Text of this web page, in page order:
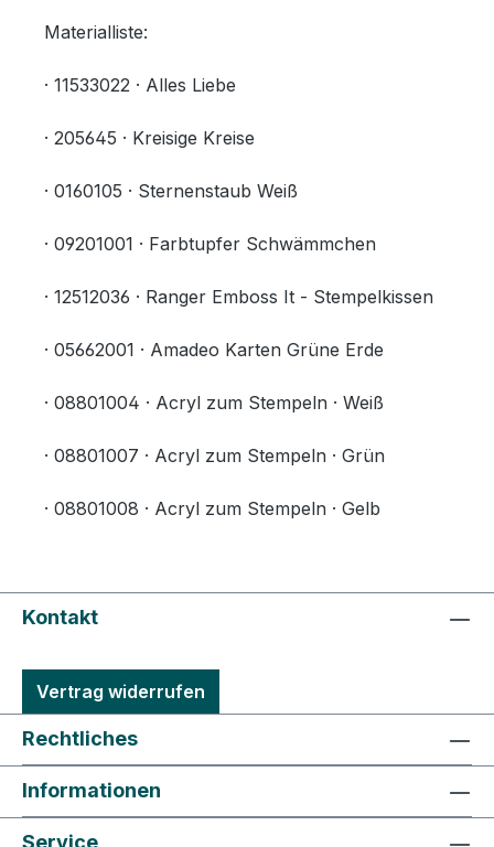
Materialliste:
· 11533022 · Alles Liebe
· 205645 · Kreisige Kreise
· 0160105 · Sternenstaub Weiß
· 09201001 · Farbtupfer Schwämmchen
· 12512036 · Ranger Emboss It - Stempelkissen
· 05662001 · Amadeo Karten Grüne Erde
· 08801004 · Acryl zum Stempeln · Weiß
· 08801007 · Acryl zum Stempeln · Grün
· 08801008 · Acryl zum Stempeln · Gelb
Kontakt
Vertrag widerrufen
Rechtliches
Informationen